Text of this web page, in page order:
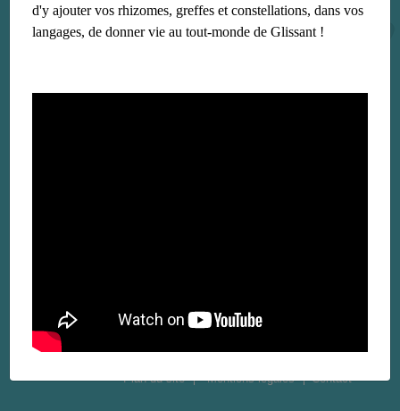
d'y ajouter vos rhizomes, greffes et constellations, dans vos
langages, de donner vie au tout-monde de Glissant !
Plan du site Mentions légales Contact